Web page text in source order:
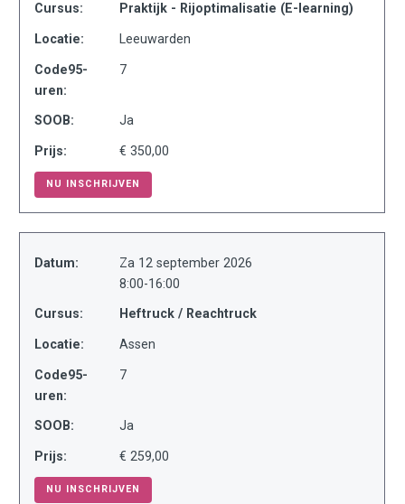
Cursus: Praktijk - Rijoptimalisatie (E-learning)
Locatie: Leeuwarden
Code95-
uren:
7
SOOB: Ja
Prijs: € 350,00
NU INSCHRIJVEN
Datum:
Za 12 september 2026
8:00-16:00
Cursus: Heftruck / Reachtruck
Locatie: Assen
Code95-
uren:
7
SOOB: Ja
Prijs: € 259,00
NU INSCHRIJVEN